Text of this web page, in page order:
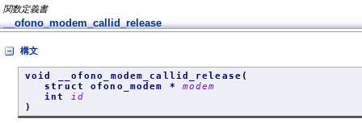
関数定義書
__ofono_modem_callid_release
構文
void __ofono_modem_callid_release (
struct ofono_modem * modem
int id
)